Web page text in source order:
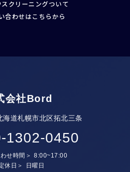
クリーニングついて
合わせはこちらから
会社Bord
道札幌市北区拓北三条
1302-0450
せ時間
8:00~17:00
休日
日曜日